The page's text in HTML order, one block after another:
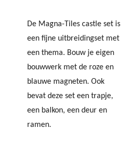
De Magna-Tiles castle set is
een fijne uitbreidingset met
een thema. Bouw je eigen
bouwwerk met de roze en
blauwe magneten. Ook
bevat deze set een trapje,
een balkon, een deur en
ramen.